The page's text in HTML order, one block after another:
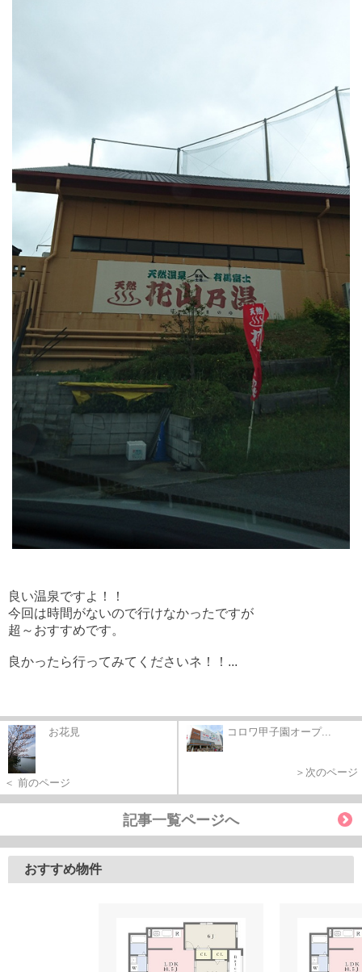
良い温泉ですよ！！
今回は時間がないので行けなかったですが
超～おすすめです。
良かったら行ってみてくださいネ！！...
お花見
＜ 前のページ
コロワ甲子園オープ...
＞次のページ
記事一覧ページへ
おすすめ物件